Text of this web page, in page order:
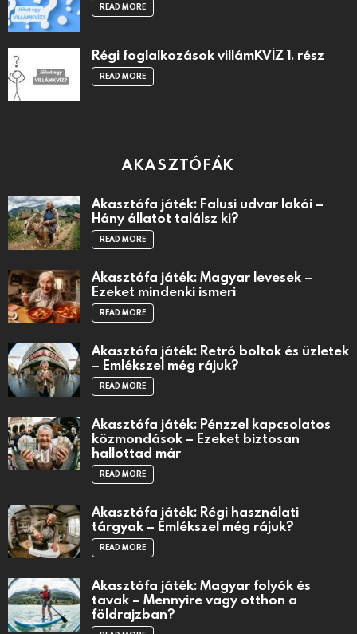
READ MORE
Régi foglalkozások villámKVÍZ 1. rész
READ MORE
AKASZTÓFÁK
Akasztófa játék: Falusi udvar lakói –
Hány állatot találsz ki?
READ MORE
Akasztófa játék: Magyar levesek –
Ezeket mindenki ismeri
READ MORE
Akasztófa játék: Retró boltok és üzletek
– Emlékszel még rájuk?
READ MORE
Akasztófa játék: Pénzzel kapcsolatos
közmondások – Ezeket biztosan
hallottad már
READ MORE
Akasztófa játék: Régi használati
tárgyak – Emlékszel még rájuk?
READ MORE
Akasztófa játék: Magyar folyók és
tavak – Mennyire vagy otthon a
földrajzban?